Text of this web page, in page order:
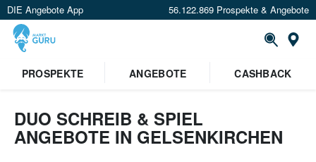
DIE Angebote App 56.122.869 Prospekte & Angebote
PROSPEKTE
ANGEBOTE CASHBACK
DUO SCHREIB & SPIEL
ANGEBOTE IN GELSENKIRCHEN